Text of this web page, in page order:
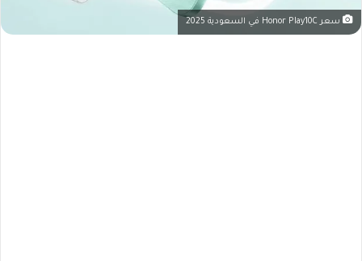
سعر Honor Play10C في السعودية 2025